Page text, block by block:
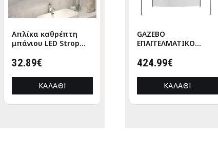
Απλίκα καθρέπτη
μπάνιου LED Strop
χρυσό 35εκ.
32.89€
ΚΑΛΆΘΙ
GAZEBO
ΕΠΑΓΓΕΛΜΑΤΙΚΟ
CRESSEN HM21097
ΑΛΟΥΜΙΝΙΟΥ
3x3x3,4Yμ
374.99€
ΚΑΛΆΘΙ
GAZEBO
ΕΠΑΓΓΕΛΜΑΤΙΚΟ
CRESSEN HM21097.01
ΑΛΟΥΜΙΝΙΟΥ
3x3x3,4Yεκ
424.99€
ΚΑΛΆΘΙ